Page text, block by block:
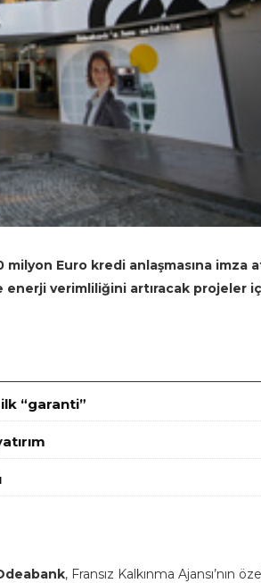
milyon Euro kredi anlaşmasına imza
verimliliğini artıracak projeler
“garanti”
, Fransız Kalkınma Ajansı’nın